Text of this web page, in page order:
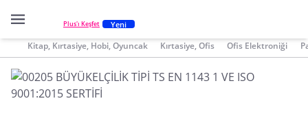
Plus'ı Keşfet Yeni
Kitap, Kırtasiye, Hobi, Oyuncak Kırtasiye, Ofis Ofis Elektroniği